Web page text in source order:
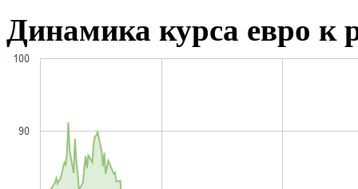
Динамика курса евро к